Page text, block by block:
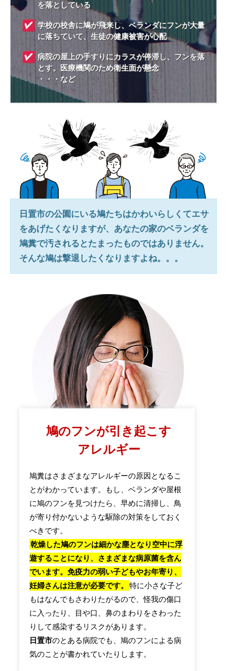
を落としている
学校の校舎に鳩が飛来し、ベランダにフンが大量
に落ちていて、生徒の健康被害が心配
病院の屋上の手すりにカラスが停滞し、フンを落
とす。医療機関のため衛生面が懸念
・・・など
日置市の公園にいる鳩たちはかわいらしくてエサ
をあげたくなりますが、あなたの家のベランダを
鳩糞で汚されるとたまったものではありません。
そんな鳩は撃退したくなりますよね。。。
鳩のフンが引き起こす
アレルギー
鳩糞はさまざまなアレルギーの原因となるこ
とがわかっています。もし、ベランダや屋根
に鳩のフンを見つけたら、早めに清掃し、鳥
が寄り付かないような駆除の対策をしておく
べきです。
乾燥した鳩のフンは細かな塵となり空中に浮
遊することになり、さまざまな病原菌を含ん
でいます。免疫力の弱い子どもやお年寄り、
妊婦さんは注意が必要です。
特に小さな子ど
もはなんでもさわりたがるので、怪我の傷口
に入ったり、目や口、鼻のまわりをさわった
りして感染するリスクがあります。
日置市のとある病院でも、鳩のフンによる病
気のことが書かれていたりします。